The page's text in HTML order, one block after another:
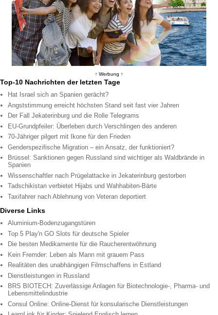
↑ Werbung ↑
Top-10 Nachrichten der letzten Tage
Hat Israel sich an Spanien gerächt?
Angststimmung erreicht höchsten Stand seit fast vier Jahren
Der Fall Jekaterinburg und die Rolle Telegrams
EU-Grundpfeiler: Überleben durch Verschlingen des anderen
70-Jähriger pilgert mit Ikone für den Frieden
Genderspezifische Migration – ein Ansatz, der funktioniert?
Brüssel: Sanktionen gegen Russland sind wichtiger als Waldbrände in
Spanien
Wissenschaftler nach Prügelattacke in Jekaterinburg gestorben
Tadschikistan verbietet Hijabs und Wahhabiten-Bärte
Taxifahrer nach Ablehnung von Veteran deportiert
Diverse Links
Aluminium-Bodenzugangstüren
Top 5 Play'n GO Slots für deutsche Spieler
Die besten Medikamente für die Raucherentwöhnung
Kein Fremder: Leben als Mann mit grauem Pass
Realitäten des unabhängigen Filmschaffens in Estland
Dienstleistungen in Russland
BRS BIOTECH: Zuverlässige Anlagen für Biotechnologie-, Pharma- und
Lebensmittelindustrie
Consul Online: Online-Dienst für konsularische Dienstleistungen